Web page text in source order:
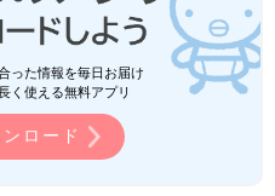
った情報を毎日お届け
く使える無料アプリ
ロード